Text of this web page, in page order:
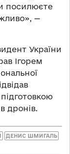
посилюєте
—
України
Ігорем
дронів.
ДЕНИС ШМИГАЛЬ